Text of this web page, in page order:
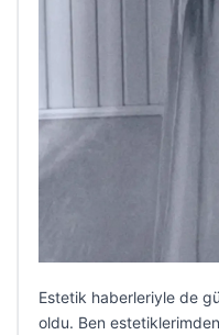
Estetik haberleriyle de
oldu. Ben